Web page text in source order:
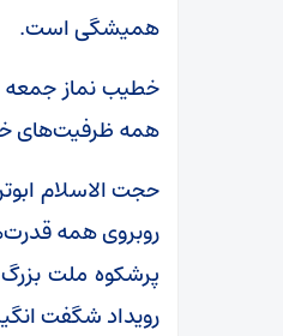
همیشگی است.
خطیب نماز جمعه
همه ظرفیت‌های
حجت الاسلام
روبروی همه